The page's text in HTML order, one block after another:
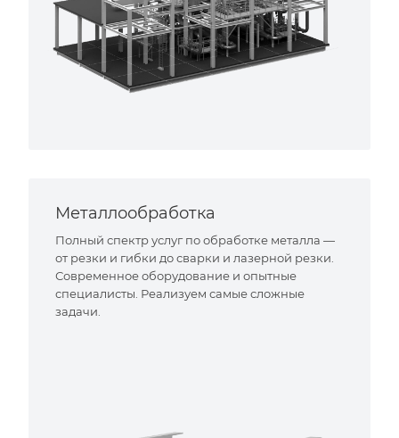
Металлообработка
Полный спектр услуг по обработке металла —
от резки и гибки до сварки и лазерной резки.
Современное оборудование и опытные
специалисты. Реализуем самые сложные
задачи.